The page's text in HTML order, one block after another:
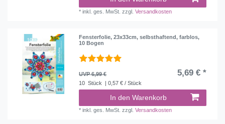
*inkl. ges. MwSt. zzgl.Versandkosten
Fensterfolie, 23x33cm, selbsthaftend, farblos,
10 Bogen
UVP 6,99 € 5,69 € *
10 Stück | 0,57 € / Stück
In den Warenkorb
*inkl. ges. MwSt. zzgl.Versandkosten